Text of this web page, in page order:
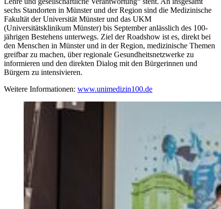
sechs Standorten in Münster und der Region sind die Medizinische
Fakultät der Universität Münster und das UKM
(Universitätsklinikum Münster) bis September anlässlich des 100-
jährigen Bestehens unterwegs. Ziel der Roadshow ist es, direkt bei
den Menschen in Münster und in der Region, medizinische Themen
greifbar zu machen, über regionale Gesundheitsnetzwerke zu
informieren und den direkten Dialog mit den Bürgerinnen und
Bürgern zu intensivieren.
Weitere Informationen: www.unimedizin100.de